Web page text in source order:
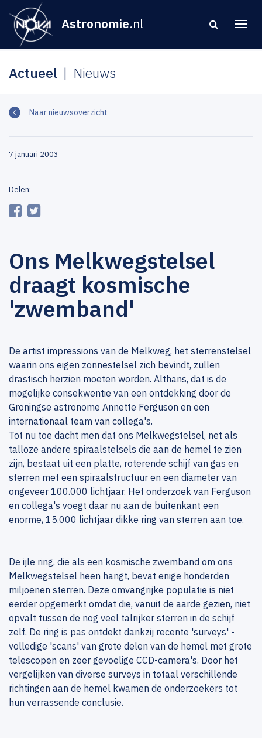
Astronomie.nl
Actueel Nieuws
Naar nieuwsoverzicht
7 januari 2003
Delen:
Ons Melkwegstelsel
draagt kosmische
'zwemband'
De artist impressions van de Melkweg, het sterrenstelsel
waarin ons eigen zonnestelsel zich bevindt, zullen
drastisch herzien moeten worden. Althans, dat is de
mogelijke consekwentie van een ontdekking door de
Groningse astronome Annette Ferguson en een
internationaal team van collega's.
Tot nu toe dacht men dat ons Melkwegstelsel, net als
talloze andere spiraalstelsels die aan de hemel te zien
zijn, bestaat uit een platte, roterende schijf van gas en
sterren met een spiraalstructuur en een diameter van
ongeveer 100.000 lichtjaar. Het onderzoek van Ferguson
en collega's voegt daar nu aan de buitenkant een
enorme, 15.000 lichtjaar dikke ring van sterren aan toe.
De ijle ring, die als een kosmische zwemband om ons
Melkwegstelsel heen hangt, bevat enige honderden
miljoenen sterren. Deze omvangrijke populatie is niet
eerder opgemerkt omdat die, vanuit de aarde gezien, niet
opvalt tussen de nog veel talrijker sterren in de schijf
zelf. De ring is pas ontdekt dankzij recente 'surveys' -
volledige 'scans' van grote delen van de hemel met grote
telescopen en zeer gevoelige CCD-camera's. Door het
vergelijken van diverse surveys in totaal verschillende
richtingen aan de hemel kwamen de onderzoekers tot
hun verrassende conclusie.